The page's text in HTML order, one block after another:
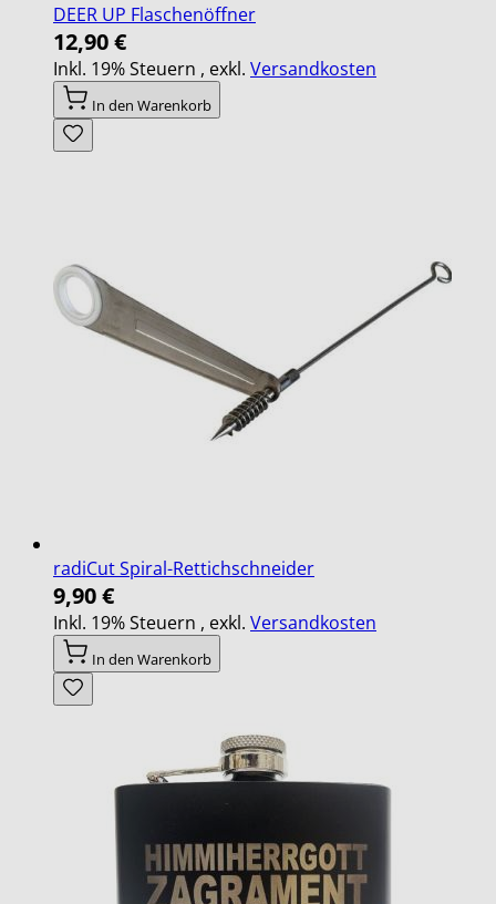
DEER UP Flaschenöffner
12,90 €
Inkl. 19% Steuern , exkl. Versandkosten
In den Warenkorb
radiCut Spiral-Rettichschneider
9,90 €
Inkl. 19% Steuern , exkl. Versandkosten
In den Warenkorb